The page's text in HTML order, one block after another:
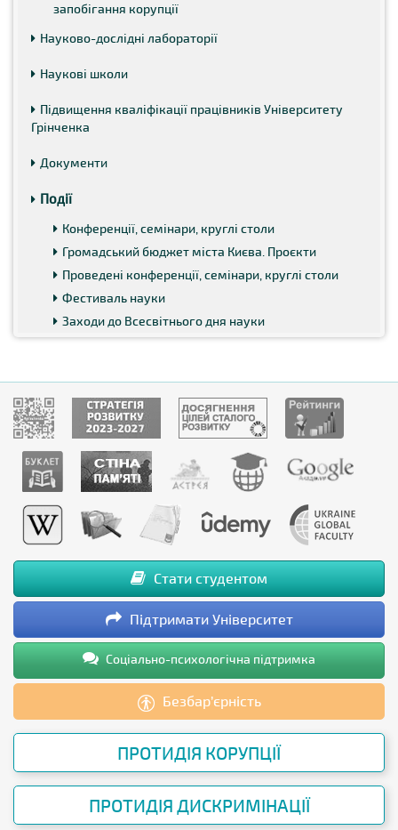
запобігання корупції
Науково-дослідні лабораторії
Наукові школи
Підвищення кваліфікації працівників Університету
Грінченка
Документи
Події
Конференції, семінари, круглі столи
Громадський бюджет міста Києва. Проєкти
Проведені конференції, семінари, круглі столи
Фестиваль науки
Заходи до Всесвітнього дня науки
Стати студентом
Підтримати Університет
Соціально-психологічна підтримка
Безбар’єрність
ПРОТИДІЯ КОРУПЦІЇ
ПРОТИДІЯ ДИСКРИМІНАЦІЇ